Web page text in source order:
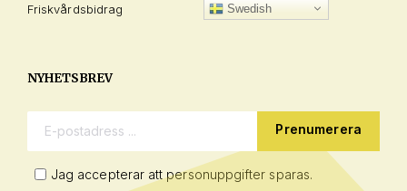
Friskvårdsbidrag
Swedish
NYHETSBREV
E-postadress:
Jag accepterar att personuppgifter sparas.